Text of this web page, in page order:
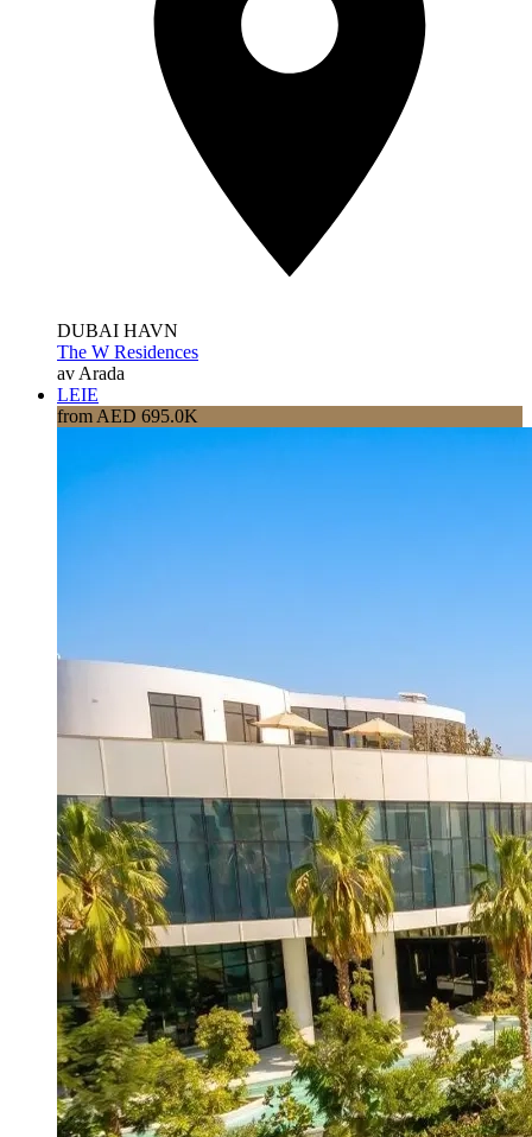
DUBAI HAVN
The W Residences
av Arada
LEIE
from AED 695.0K